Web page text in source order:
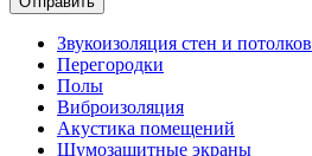
Звукоизоляция стен и потолков
Перегородки
Полы
Виброизоляция
Акустика помещений
Шумозащитные экраны